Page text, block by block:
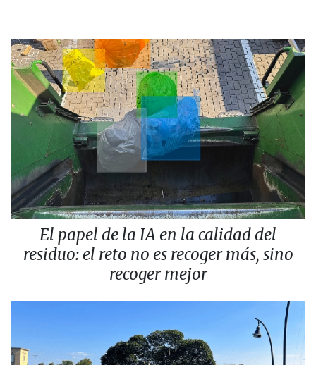
El papel de la IA en la calidad del
residuo: el reto no es recoger más, sino
recoger mejor